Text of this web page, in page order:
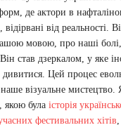
де актори в
від реальності.
мовою, про наші
став дзеркалом, у яке
дивитися. Цей процес
наше візуальне
якою була історія
фестивальних хітів